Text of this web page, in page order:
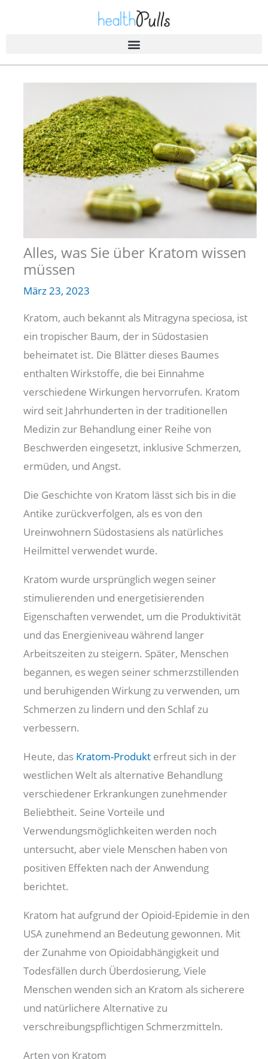
Alles, was Sie über Kratom wissen
müssen
März 23, 2023
Kratom, auch bekannt als Mitragyna speciosa, ist
ein tropischer Baum, der in Südostasien
beheimatet ist. Die Blätter dieses Baumes
enthalten Wirkstoffe, die bei Einnahme
verschiedene Wirkungen hervorrufen. Kratom
wird seit Jahrhunderten in der traditionellen
Medizin zur Behandlung einer Reihe von
Beschwerden eingesetzt, inklusive Schmerzen,
ermüden, und Angst.
Die Geschichte von Kratom lässt sich bis in die
Antike zurückverfolgen, als es von den
Ureinwohnern Südostasiens als natürliches
Heilmittel verwendet wurde.
Kratom wurde ursprünglich wegen seiner
stimulierenden und energetisierenden
Eigenschaften verwendet, um die Produktivität
und das Energieniveau während langer
Arbeitszeiten zu steigern. Später, Menschen
begannen, es wegen seiner schmerzstillenden
und beruhigenden Wirkung zu verwenden, um
Schmerzen zu lindern und den Schlaf zu
verbessern.
Heute, das Kratom-Produkt erfreut sich in der
westlichen Welt als alternative Behandlung
verschiedener Erkrankungen zunehmender
Beliebtheit. Seine Vorteile und
Verwendungsmöglichkeiten werden noch
untersucht, aber viele Menschen haben von
positiven Effekten nach der Anwendung
berichtet.
Kratom hat aufgrund der Opioid-Epidemie in den
USA zunehmend an Bedeutung gewonnen. Mit
der Zunahme von Opioidabhängigkeit und
Todesfällen durch Überdosierung, Viele
Menschen wenden sich an Kratom als sicherere
und natürlichere Alternative zu
verschreibungspflichtigen Schmerzmitteln.
Arten von Kratom